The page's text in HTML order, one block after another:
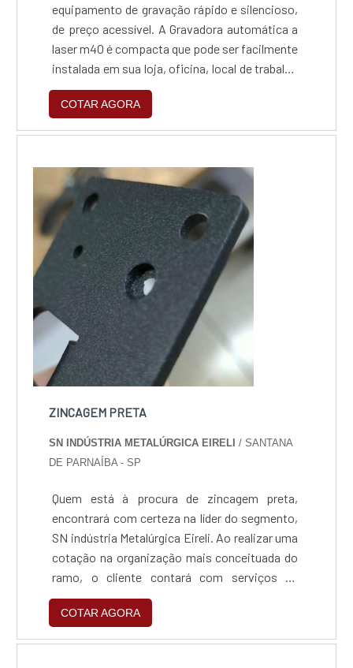
equipamento de gravação rápido e silencioso,
de preço acessível. A Gravadora automática a
laser m40 é compacta que pode ser facilmente
instalada em sua loja, oficina, local de trabalho
ou estabelecimento de venda direta ao
consumidor.A Gravadora automática a laser
m40 é conectada a um PC, é operada por meio
fácil de atualizar, avançada e profissional.
Com...
COTAR AGORA
ZINCAGEM PRETA
SN INDÚSTRIA METALÚRGICA EIRELI/ SANTANA
DE PARNAÍBA - SP
Quem está à procura de zincagem preta,
encontrará com certeza na líder do segmento,
SN indústria Metalúrgica Eireli. Ao realizar uma
cotação na organização mais conceituada do
ramo, o cliente contará com serviços de
excelência e o suporte de especialistas para
sanar eventuais dúvidas.Quando o tema é
zincagem preta, com a SN indústria
COTAR AGORA